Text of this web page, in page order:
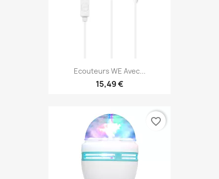
Ecouteurs WE Avec...
15,49 €
favorite_border